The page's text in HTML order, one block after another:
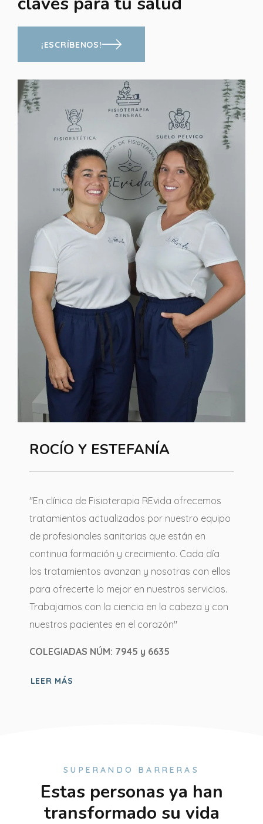
¡ESCRÍBENOS!
ROCÍO Y ESTEFANÍA
"En clínica de Fisioterapia REvida ofrecemos
tratamientos actualizados por nuestro equipo
de profesionales sanitarias que están en
continua formación y crecimiento. Cada día
los tratamientos avanzan y nosotras con ellos
para ofrecerte lo mejor en nuestros servicios.
Trabajamos con la ciencia en la cabeza y con
nuestros pacientes en el corazón"
COLEGIADAS NÚM: 7945 y 6635
LEER MÁS
SUPERANDO BARRERAS
Estas personas ya han
transformado su vida